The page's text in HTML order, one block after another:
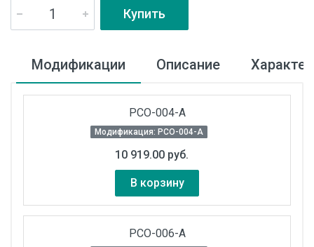
Купить
Модификации Описание
РСО-004-А
Модификация: РСО-004-А
10 919.00 руб.
В корзину
РСО-006-А